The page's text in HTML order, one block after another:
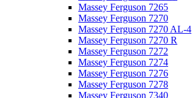
Massey Ferguson 7265
Massey Ferguson 7270
Massey Ferguson 7270 AL-4
Massey Ferguson 7270 R
Massey Ferguson 7272
Massey Ferguson 7274
Massey Ferguson 7276
Massey Ferguson 7278
Massey Ferguson 7340